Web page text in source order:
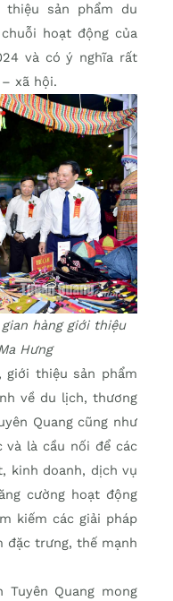
thiệu sản phẩm du
hoạt động của
và có ý nghĩa rất
xã hội.
hàng giới thiệu
Hưng
giới thiệu sản phẩm
về du lịch, thương
Quang cũng như
và là cầu nối để các
kinh doanh, dịch vụ
cường hoạt động
kiếm các giải pháp
đặc trưng, thế mạnh
Quang mong